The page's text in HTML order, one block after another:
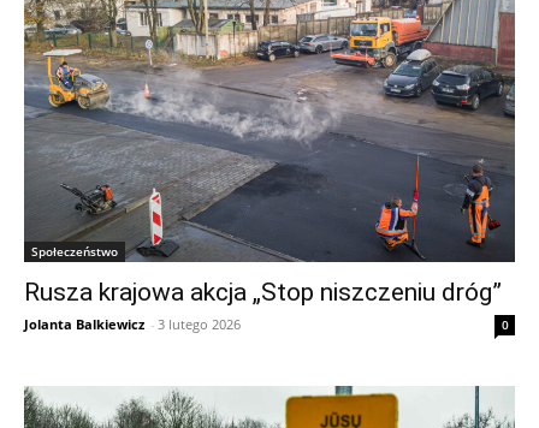
Społeczeństwo
Rusza krajowa akcja „Stop niszczeniu dróg”
Jolanta Balkiewicz - 3 lutego 2026 0